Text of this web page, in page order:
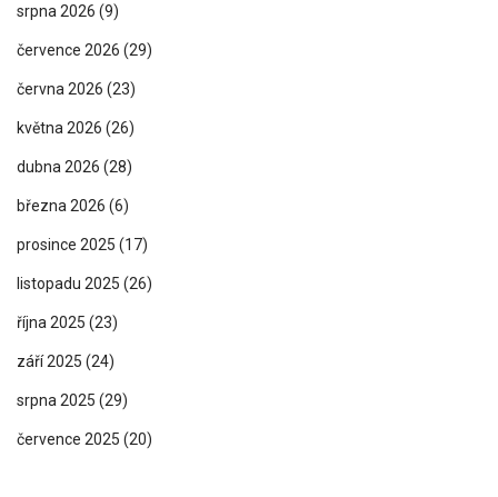
srpna 2026 (9)
července 2026 (29)
června 2026 (23)
května 2026 (26)
dubna 2026 (28)
března 2026 (6)
prosince 2025 (17)
listopadu 2025 (26)
října 2025 (23)
září 2025 (24)
srpna 2025 (29)
července 2025 (20)